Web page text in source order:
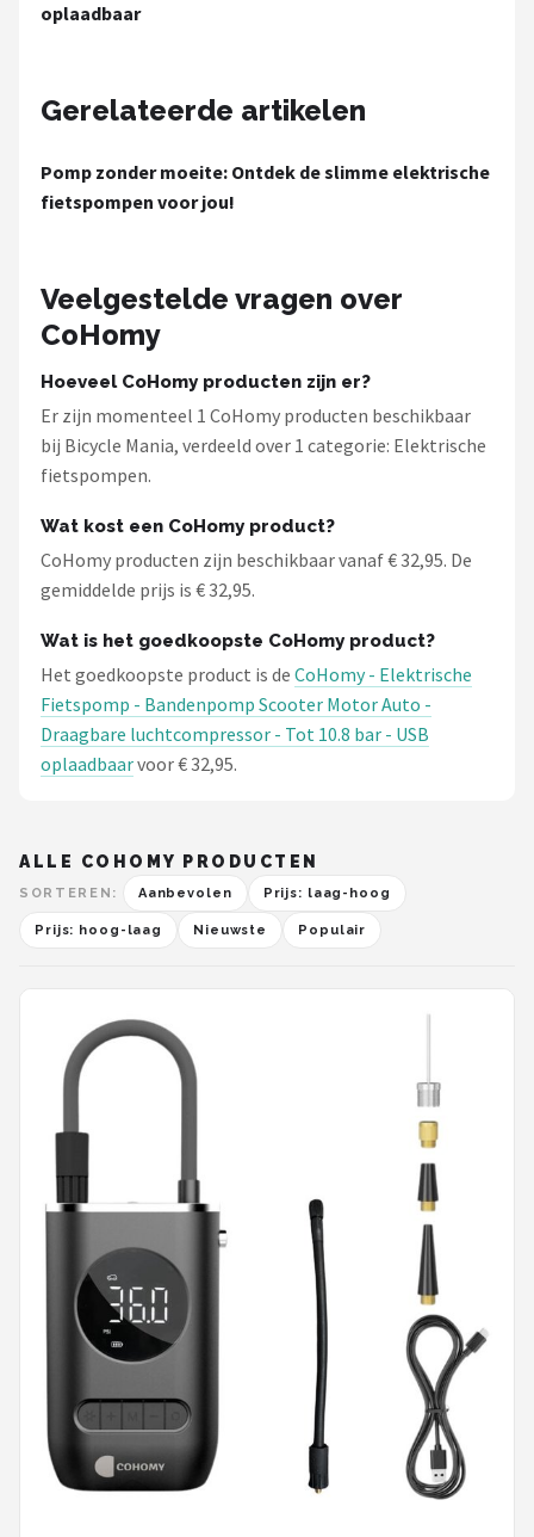
Alle merken →
oplaadbaar
Gerelateerde artikelen
Pomp zonder moeite: Ontdek de slimme elektrische
fietspompen voor jou!
Veelgestelde vragen over
CoHomy
Hoeveel CoHomy producten zijn er?
Er zijn momenteel 1 CoHomy producten beschikbaar
bij Bicycle Mania, verdeeld over 1 categorie: Elektrische
fietspompen.
Wat kost een CoHomy product?
CoHomy producten zijn beschikbaar vanaf € 32,95. De
gemiddelde prijs is € 32,95.
Wat is het goedkoopste CoHomy product?
Het goedkoopste product is de CoHomy - Elektrische
Fietspomp - Bandenpomp Scooter Motor Auto -
Draagbare luchtcompressor - Tot 10.8 bar - USB
oplaadbaarvoor € 32,95.
ALLE COHOMY PRODUCTEN
SORTEREN: Aanbevolen Prijs: laag-hoog
Prijs: hoog-laag Nieuwste Populair